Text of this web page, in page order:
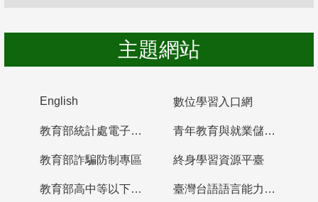
主題網站
English 數位學習入口網
教育部統計處電子書櫃 青年教育與就業儲蓄帳戶
教育部詐騙防制專區 終身學習資源平臺
教育部高中等以下學校及幼兒園教師資格檢定考試 臺灣台語語言能力認證網站